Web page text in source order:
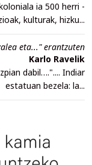
ia 500 herri -
kulturak, hizku...
eta..." erantzuten
Karlo Ravelik
dabil….".... Indiar
estatuan bezela: la...